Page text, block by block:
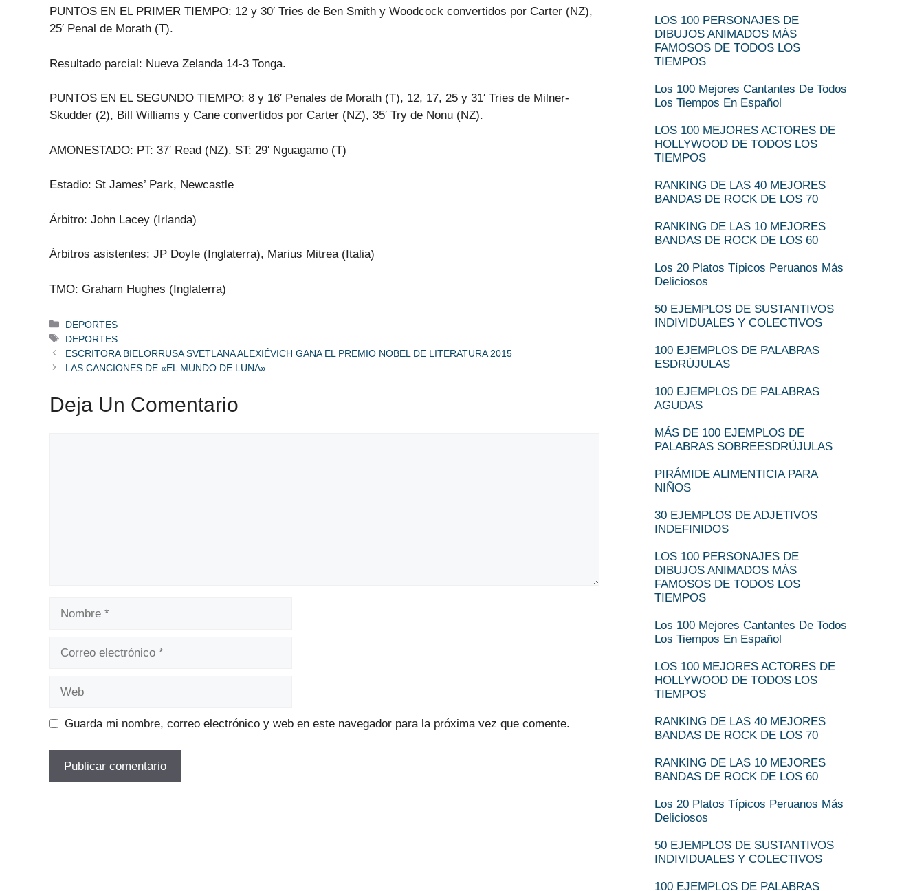
PUNTOS EN EL PRIMER TIEMPO: 12 y 30′ Tries de Ben Smith y Woodcock convertidos por Carter (NZ),
25′ Penal de Morath (T).
Resultado parcial: Nueva Zelanda 14-3 Tonga.
PUNTOS EN EL SEGUNDO TIEMPO: 8 y 16′ Penales de Morath (T), 12, 17, 25 y 31′ Tries de Milner-
Skudder (2), Bill Williams y Cane convertidos por Carter (NZ), 35′ Try de Nonu (NZ).
AMONESTADO: PT: 37′ Read (NZ). ST: 29′ Nguagamo (T)
Estadio: St James’ Park, Newcastle
Árbitro: John Lacey (Irlanda)
Árbitros asistentes: JP Doyle (Inglaterra), Marius Mitrea (Italia)
TMO: Graham Hughes (Inglaterra)
Categorías
DEPORTES
Etiquetas
DEPORTES
ESCRITORA BIELORRUSA SVETLANA ALEXIÉVICH GANA EL PREMIO NOBEL DE LITERATURA 2015
LAS CANCIONES DE «EL MUNDO DE LUNA»
Deja Un Comentario
Guarda mi nombre, correo electrónico y web en este navegador para la próxima vez que comente.
LOS 100 PERSONAJES DE
DIBUJOS ANIMADOS MÁS
FAMOSOS DE TODOS LOS
TIEMPOS
Los 100 Mejores Cantantes De Todos
Los Tiempos En Español
LOS 100 MEJORES ACTORES DE
HOLLYWOOD DE TODOS LOS
TIEMPOS
RANKING DE LAS 40 MEJORES
BANDAS DE ROCK DE LOS 70
RANKING DE LAS 10 MEJORES
BANDAS DE ROCK DE LOS 60
Los 20 Platos Típicos Peruanos Más
Deliciosos
50 EJEMPLOS DE SUSTANTIVOS
INDIVIDUALES Y COLECTIVOS
100 EJEMPLOS DE PALABRAS
ESDRÚJULAS
100 EJEMPLOS DE PALABRAS
AGUDAS
MÁS DE 100 EJEMPLOS DE
PALABRAS SOBREESDRÚJULAS
PIRÁMIDE ALIMENTICIA PARA
NIÑOS
30 EJEMPLOS DE ADJETIVOS
INDEFINIDOS
LOS 100 PERSONAJES DE
DIBUJOS ANIMADOS MÁS
FAMOSOS DE TODOS LOS
TIEMPOS
Los 100 Mejores Cantantes De Todos
Los Tiempos En Español
LOS 100 MEJORES ACTORES DE
HOLLYWOOD DE TODOS LOS
TIEMPOS
RANKING DE LAS 40 MEJORES
BANDAS DE ROCK DE LOS 70
RANKING DE LAS 10 MEJORES
BANDAS DE ROCK DE LOS 60
Los 20 Platos Típicos Peruanos Más
Deliciosos
50 EJEMPLOS DE SUSTANTIVOS
INDIVIDUALES Y COLECTIVOS
100 EJEMPLOS DE PALABRAS